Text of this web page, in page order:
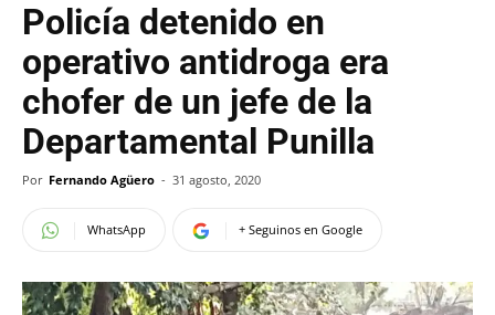
Policía detenido en
operativo antidroga era
chofer de un jefe de la
Departamental Punilla
Por Fernando Agüero - 31 agosto, 2020
WhatsApp + Seguinos en Google